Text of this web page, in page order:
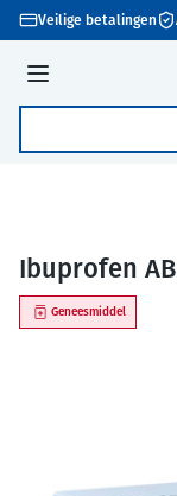
Ga naar de inhoud
Veilige betalingen
Menu
Ibuprofen
Geneesmiddel